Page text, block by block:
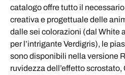
catalogo offre tutto il
creativa e progettuale delle
dalle sei colorazioni (dal White
per l’intrigante Verdigris), le
sono disponibili nella versione
ruvidezza dell’effetto